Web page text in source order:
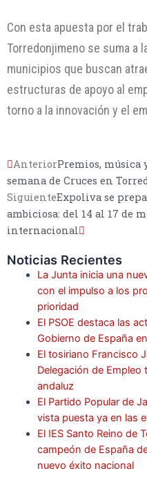
Con esta apuesta por el
Torredonjimeno se suma a
municipios que buscan
estructuras de apoyo al
torno a la innovación y el
AnteriorPremios, música
semana de Cruces en
SiguienteExpoliva se
ambiciosa: del 14 al 17 de
internacional
Noticias Recientes
La Junta inicia una
con el impulso a los
prioridad
El PSOE destaca las
Gobierno de España
El tosiriano Francisco
Delegación de Empleo
andaluz
El Partido Popular de
vista puesta ya en las
El IES Santo Reino de
campeón de España
nuevo éxito nacional